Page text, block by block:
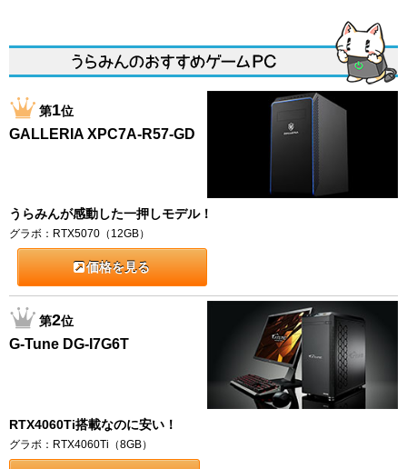
第1位
GALLERIA XPC7A-R57-GD
うらみんが感動した一押しモデル！
グラボ：RTX5070（12GB）
価格を見る
第2位
G-Tune DG-I7G6T
RTX4060Ti搭載なのに安い！
グラボ：RTX4060Ti（8GB）